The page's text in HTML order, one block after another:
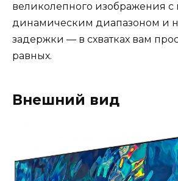
великолепного изображения
динамическим диапазоном и
задержки — в схватках вам
равных.
Внешний вид